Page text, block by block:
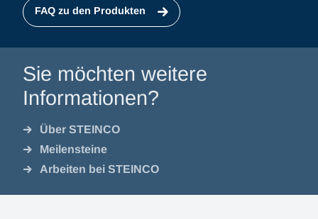
FAQ zu den Produkten
Sie möchten weitere
Informationen?
Über STEINCO
Meilensteine
Arbeiten bei STEINCO